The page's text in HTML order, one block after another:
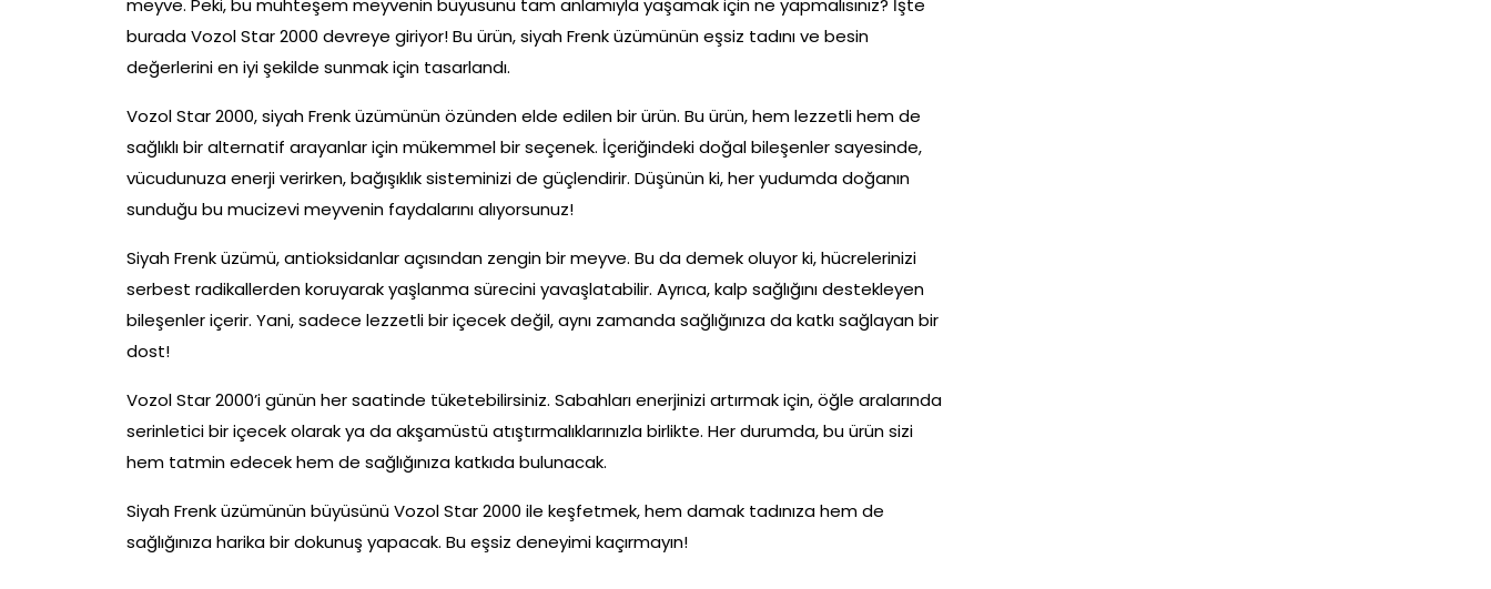
meyve. Peki, bu muhteşem meyvenin büyüsünü tam anlamıyla yaşamak için ne yapmalısınız? İşte
burada Vozol Star 2000 devreye giriyor! Bu ürün, siyah Frenk üzümünün eşsiz tadını ve besin
değerlerini en iyi şekilde sunmak için tasarlandı.
Vozol Star 2000, siyah Frenk üzümünün özünden elde edilen bir ürün. Bu ürün, hem lezzetli hem de
sağlıklı bir alternatif arayanlar için mükemmel bir seçenek. İçeriğindeki doğal bileşenler sayesinde,
vücudunuza enerji verirken, bağışıklık sisteminizi de güçlendirir. Düşünün ki, her yudumda doğanın
sunduğu bu mucizevi meyvenin faydalarını alıyorsunuz!
Siyah Frenk üzümü, antioksidanlar açısından zengin bir meyve. Bu da demek oluyor ki, hücrelerinizi
serbest radikallerden koruyarak yaşlanma sürecini yavaşlatabilir. Ayrıca, kalp sağlığını destekleyen
bileşenler içerir. Yani, sadece lezzetli bir içecek değil, aynı zamanda sağlığınıza da katkı sağlayan bir
dost!
Vozol Star 2000’i günün her saatinde tüketebilirsiniz. Sabahları enerjinizi artırmak için, öğle aralarında
serinletici bir içecek olarak ya da akşamüstü atıştırmalıklarınızla birlikte. Her durumda, bu ürün sizi
hem tatmin edecek hem de sağlığınıza katkıda bulunacak.
Siyah Frenk üzümünün büyüsünü Vozol Star 2000 ile keşfetmek, hem damak tadınıza hem de
sağlığınıza harika bir dokunuş yapacak. Bu eşsiz deneyimi kaçırmayın!